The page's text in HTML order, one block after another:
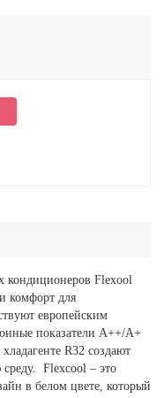
кондиционеров Flexool
комфорт для
европейским
показатели А++/А+
R32 создают
Flexcool – это
в белом цвете, который